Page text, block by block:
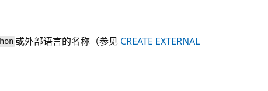
或外部语言的名称（参见 CREATE EXTERNAL